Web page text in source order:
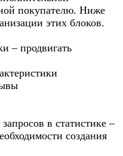
покупателю. Ниже
этих блоков.
– продвигать
в статистике –
создания